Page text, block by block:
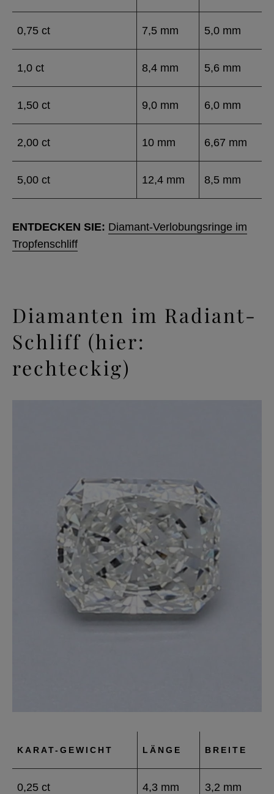
0,75 ct 7,5 mm 5,0 mm
1,0 ct 8,4 mm 5,6 mm
1,50 ct 9,0 mm 6,0 mm
2,00 ct 10 mm 6,67 mm
5,00 ct 12,4 mm 8,5 mm
ENTDECKEN SIE: Diamant-Verlobungsringe im
Tropfenschliff
Diamanten im Radiant-
Schliff (hier:
rechteckig)
KARAT-GEWICHT LÄNGE BREITE
0,25 ct 4,3 mm 3,2 mm